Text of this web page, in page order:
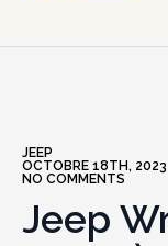
JEEP
OCTOBRE 18TH, 2023
NO COMMENTS
Jeep